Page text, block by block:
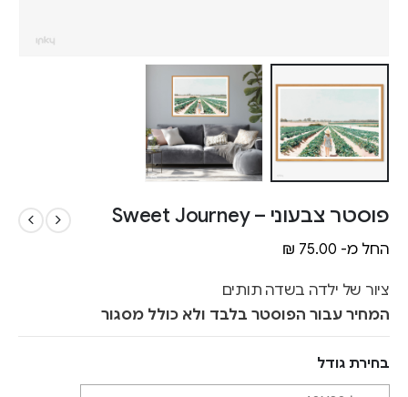
פוסטר צבעוני – Sweet Journey
החל מ- ₪ 75.00
ציור של ילדה בשדה תותים
המחיר עבור הפוסטר בלבד ולא כולל מסגור
בחירת גודל